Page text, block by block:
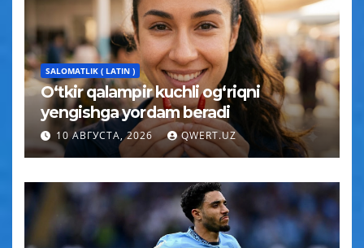
SALOMATLIK ( LATIN )
O‘tkir qalampir kuchli og‘riqni
yengishga yordam beradi
10 АВГУСТА, 2026 QWERT.UZ